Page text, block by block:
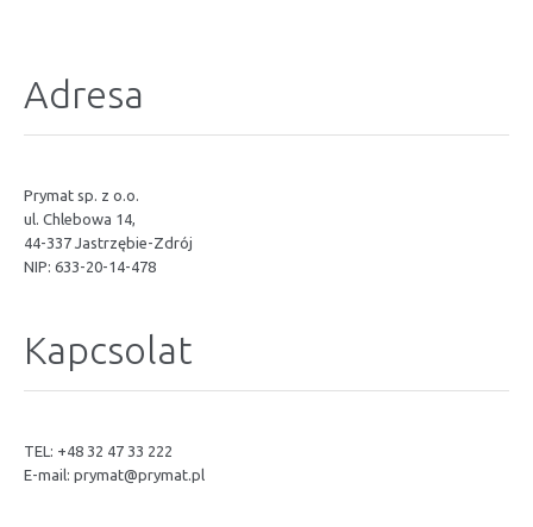
Adresa
Prymat sp. z o.o.
ul. Chlebowa 14,
44-337 Jastrzębie-Zdrój
NIP: 633-20-14-478
Kapcsolat
TEL: +48 32 47 33 222
E-mail: prymat@prymat.pl